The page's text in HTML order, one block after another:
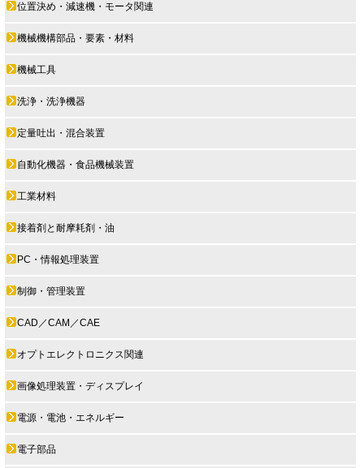
位置決め・減速機・モータ関連
機械機構部品・要素・材料
機械工具
洗浄・洗浄機器
定量吐出・混合装置
自動化機器・食品機械装置
工業材料
接着剤と耐摩耗剤・油
PC・情報処理装置
制御・管理装置
CAD／CAM／CAE
オプトエレクトロニクス関連
画像処理装置・ディスプレイ
電源・電池・エネルギー
電子部品